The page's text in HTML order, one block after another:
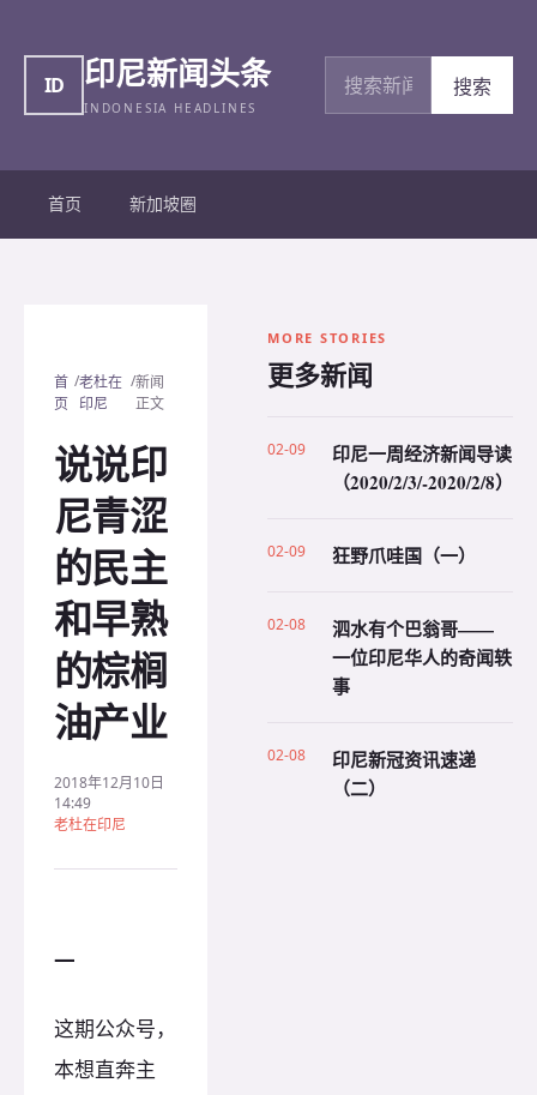
ID 印尼新闻头条
INDONESIA HEADLINES
搜索新闻
搜索
首页 新加坡圈
首
页
/老杜在
印尼
/新闻
正文
说说印
尼青涩
的民主
和早熟
的棕榈
油产业
2018年12月10日
14:49
老杜在印尼
一
这期公众号，
本想直奔主
MORE STORIES
更多新闻
02-09
印尼一周经济新闻导读
（2020/2/3/-2020/2/8）
02-09 狂野爪哇国（一）
02-08
泗水有个巴翁哥——
一位印尼华人的奇闻轶
事
02-08
印尼新冠资讯速递
（二）